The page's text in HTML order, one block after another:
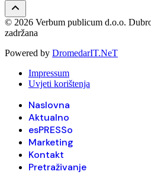
© 2026 Verbum publicum d.o.o.
zadržana
Powered by DromedarIT.NeT
Impressum
Uvjeti korištenja
Naslovna
Aktualno
esPRESSo
Marketing
Kontakt
Pretraživanje